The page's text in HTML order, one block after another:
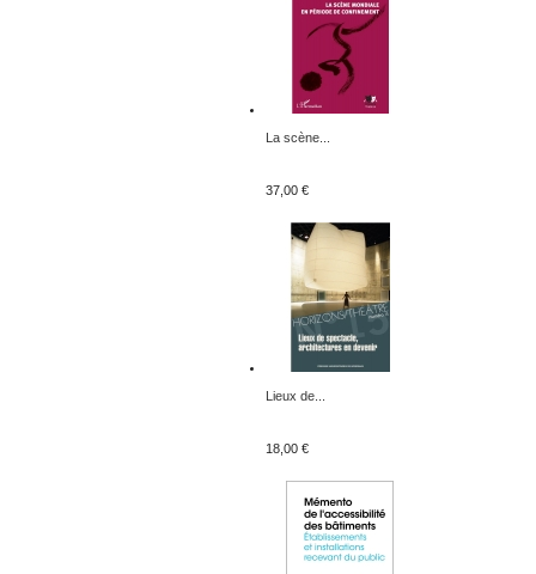
La scène...
37,00 €
Lieux de...
18,00 €